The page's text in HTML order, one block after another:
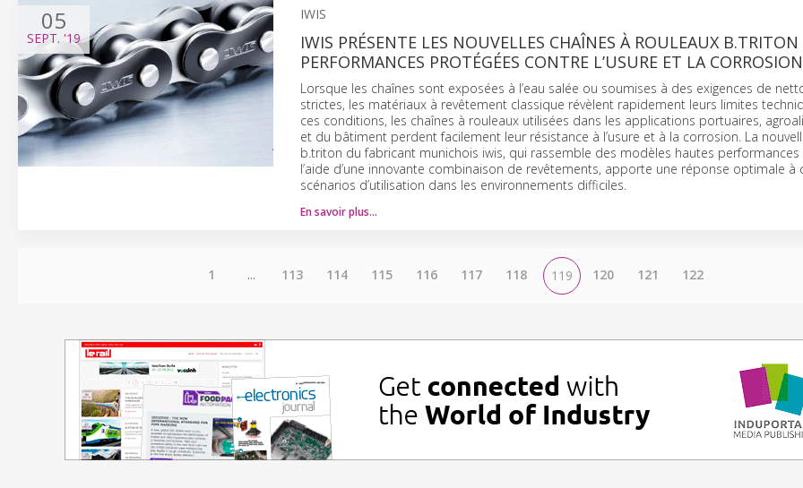
05
SEPT. '19
IWIS
IWIS PRÉSENTE LES NOUVELLES CHAÎNES À ROULEAUX
PERFORMANCES PROTÉGÉES CONTRE L’USURE ET LA CORROSION
Lorsque les chaînes sont exposées à l’eau salée ou soumises à des exigences de
strictes, les matériaux à revêtement classique révèlent rapidement leurs limites
ces conditions, les chaînes à rouleaux utilisées dans les applications portuaires,
et du bâtiment perdent facilement leur résistance à l’usure et à la corrosion. La
b.triton du fabricant munichois iwis, qui rassemble des modèles hautes performances
l’aide d’une innovante combinaison de revêtements, apporte une réponse optimale à
scénarios d’utilisation dans les environnements difficiles.
En savoir plus…
1 ... 113 114 115 116 117 118 119 120 121 122